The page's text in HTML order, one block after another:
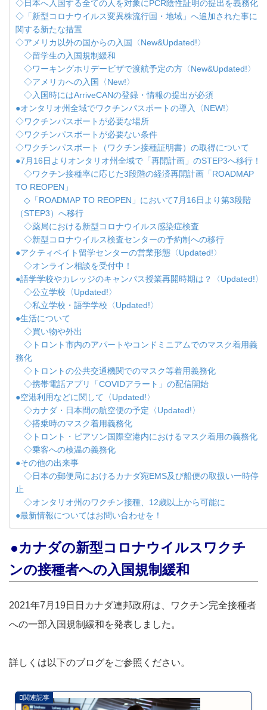
◇日本へ入国する全ての人を対象にPCR陰性証明の提出を義務化
◇「新型コロナウイルス変異株流行国・地域」へ追加された事に
関する新たな措置
◇アメリカ以外の国からの入国〈New&Updated!〉
◇留学生の入国規制緩和
◇ワーキングホリデービザで渡航予定の方〈New&Updated!〉
◇アメリカへの入国〈New!〉
◇入国時にはArriveCANの登録・情報の提出が必須
●オンタリオ州全域でワクチンパスポートの導入〈NEW!〉
◇ワクチンパスポートが必要な場所
◇ワクチンパスポートが必要ない条件
◇ワクチンパスポート（ワクチン接種証明書）の取得について
●7月16日よりオンタリオ州全域で「再開計画」のSTEP3へ移行！
◇ワクチン接種率に応じた3段階の経済再開計画「ROADMAP
TO REOPEN」
◇「ROADMAP TO REOPEN」において7月16日より第3段階
（STEP3）へ移行
◇薬局における新型コロナウイルス感染症検査
◇新型コロナウイルス検査センターの予約制への移行
●アクティベイト留学センターの営業形態〈Updated!〉
◇オンライン相談を受付中！
●語学学校やカレッジのキャンパス授業再開時期は？〈Updated!〉
◇公立学校〈Updated!〉
◇私立学校・語学学校〈Updated!〉
●生活について
◇買い物や外出
◇トロント市内のアパートやコンドミニアムでのマスク着用義
務化
◇トロントの公共交通機関でのマスク等着用義務化
◇携帯電話アプリ「COVIDアラート」の配信開始
●空港利用などに関して〈Updated!〉
◇カナダ・日本間の航空便の予定〈Updated!〉
◇搭乗時のマスク着用義務化
◇トロント・ピアソン国際空港内におけるマスク着用の義務化
◇乗客への検温の義務化
●その他の出来事
◇日本の郵便局におけるカナダ宛EMS及び船便の取扱い一時停
止
◇オンタリオ州のワクチン接種、12歳以上から可能に
●最新情報についてはお問い合わせを！
●カナダの新型コロナウイルスワクチ
ンの接種者への入国規制緩和
2021年7月19日日カナダ連邦政府は、ワクチン完全接種者
への一部入国規制緩和を発表しました。
詳しくは以下のブログをご参照ください。